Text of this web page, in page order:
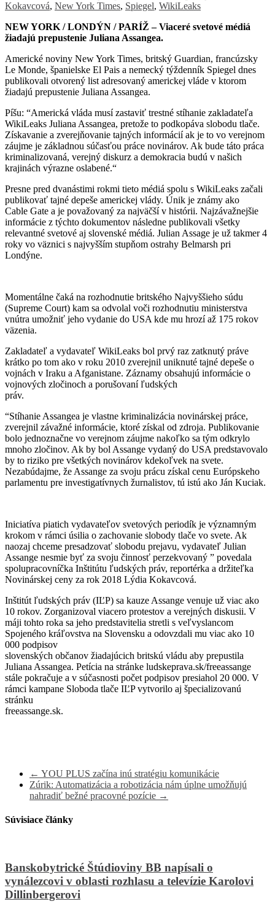
Kokavcová, New York Times, Spiegel, WikiLeaks
NEW YORK / LONDÝN / PARÍŽ – Viaceré svetové médiá
žiadajú prepustenie Juliana Assangea.
Americké noviny New York Times, britský Guardian, francúzsky
Le Monde, španielske El Pais a nemecký týždenník Spiegel dnes
publikovali otvorený list adresovaný americkej vláde v ktorom
žiadajú prepustenie Juliana Assangea.
Píšu: “Americká vláda musí zastaviť trestné stíhanie zakladateľa
WikiLeaks Juliana Assangea, pretože to podkopáva slobodu tlače.
Získavanie a zverejňovanie tajných informácií ak je to vo verejnom
záujme je základnou súčasťou práce novinárov. Ak bude táto práca
kriminalizovaná, verejný diskurz a demokracia budú v našich
krajinách výrazne oslabené.“
Presne pred dvanástimi rokmi tieto médiá spolu s WikiLeaks začali
publikovať tajné depeše americkej vlády. Únik je známy ako
Cable Gate a je považovaný za najväčší v histórii. Najzávažnejšie
informácie z týchto dokumentov následne publikovali všetky
relevantné svetové aj slovenské médiá. Julian Assage je už takmer 4
roky vo väznici s najvyšším stupňom ostrahy Belmarsh pri
Londýne.
Momentálne čaká na rozhodnutie britského Najvyššieho súdu
(Supreme Court) kam sa odvolal voči rozhodnutiu ministerstva
vnútra umožniť jeho vydanie do USA kde mu hrozí až 175 rokov
väzenia.
Zakladateľ a vydavateľ WikiLeaks bol prvý raz zatknutý práve
krátko po tom ako v roku 2010 zverejnil uniknuté tajné depeše o
vojnách v Iraku a Afganistane. Záznamy obsahujú informácie o
vojnových zločinoch a porušovaní ľudských
práv.
“Stíhanie Assangea je vlastne kriminalizácia novinárskej práce,
zverejnil závažné informácie, ktoré získal od zdroja. Publikovanie
bolo jednoznačne vo verejnom záujme nakoľko sa tým odkrylo
mnoho zločinov. Ak by bol Assange vydaný do USA predstavovalo
by to riziko pre všetkých novinárov kdekoľvek na svete.
Nezabúdajme, že Assange za svoju prácu získal cenu Európskeho
parlamentu pre investigatívnych žurnalistov, tú istú ako Ján Kuciak.
Iniciatíva piatich vydavateľov svetových periodík je významným
krokom v rámci úsilia o zachovanie slobody tlače vo svete. Ak
naozaj chceme presadzovať slobodu prejavu, vydavateľ Julian
Assange nesmie byť za svoju činnosť perzekvovaný ” povedala
spolupracovníčka Inštitútu ľudských práv, reportérka a držiteľka
Novinárskej ceny za rok 2018 Lýdia Kokavcová.
Inštitút ľudských práv (IĽP) sa kauze Assange venuje už viac ako
10 rokov. Zorganizoval viacero protestov a verejných diskusii. V
máji tohto roka sa jeho predstavitelia stretli s veľvyslancom
Spojeného kráľovstva na Slovensku a odovzdali mu viac ako 10
000 podpisov
slovenských občanov žiadajúcich britskú vládu aby prepustila
Juliana Assangea. Petícia na stránke ludskeprava.sk/freeassange
stále pokračuje a v súčasnosti počet podpisov presiahol 20 000. V
rámci kampane Sloboda tlače IĽP vytvorilo aj špecializovanú
stránku
freeassange.sk.
← YOU PLUS začína inú stratégiu komunikácie
Zúrik: Automatizácia a robotizácia nám úplne umožňujú
nahradiť bežné pracovné pozície →
Súvisiace články
Banskobytrické Štúdioviny BB napísali o
vynálezcovi v oblasti rozhlasu a televízie Karolovi
Dillinbergerovi